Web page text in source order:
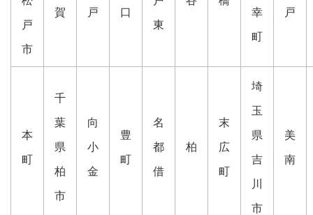
戸
市
賀 戸 口
東
幸
町
戸
本
町
千
葉
県
柏
市
向
小
金
豊
町
名
都
借
柏
末
広
町
埼
玉
県
吉
川
市
美
南